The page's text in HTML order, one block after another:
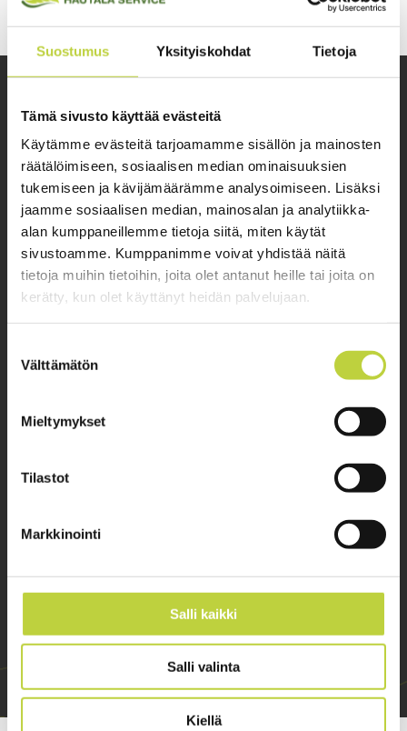
Suostumus Yksityiskohdat Tietoja
Tämä sivusto käyttää evästeitä
Käytämme evästeitä tarjoamamme sisällön ja mainosten
räätälöimiseen, sosiaalisen median ominaisuuksien
tukemiseen ja kävijämäärämme analysoimiseen. Lisäksi
jaamme sosiaalisen median, mainosalan ja analytiikka-
alan kumppaneillemme tietoja siitä, miten käytät
sivustoamme. Kumppanimme voivat yhdistää näitä
tietoja muihin tietoihin, joita olet antanut heille tai joita on
kerätty, kun olet käyttänyt heidän palvelujaan.
valinta
Välttämätön
Mieltymykset
Tilastot
Markkinointi
Salli kaikki
Salli valinta
Kiellä
Ympäristönhoitolaitteet
ammattilaisille
OTA YHTEYTTÄ